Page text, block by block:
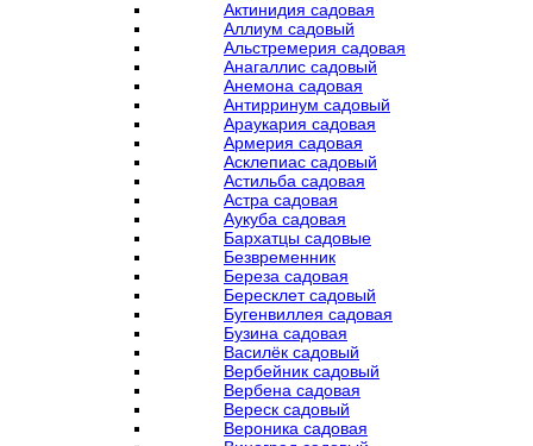
Актинидия садовая
Аллиум садовый
Альстремерия садовая
Анагаллис садовый
Анемона садовая
Антирринум садовый
Араукария садовая
Армерия садовая
Асклепиас садовый
Астильба садовая
Астра садовая
Аукуба садовая
Бархатцы садовые
Безвременник
Береза садовая
Бересклет садовый
Бугенвиллея садовая
Бузина садовая
Василёк садовый
Вербейник садовый
Вербена садовая
Вереск садовый
Вероника садовая